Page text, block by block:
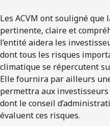
Les ACVM ont souligné
pertinente, claire et
l’entité aidera les
dont tous les risques
climatique se répercutent
Elle fournira par ailleurs
permettra aux
dont le conseil
évaluent ces risques.